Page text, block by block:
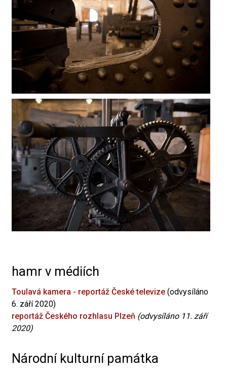
hamr v médiích
Toulavá kamera - reportáž České televize (odvysíláno
6. září 2020)
reportáž Českého rozhlasu Plzeň (odvysíláno 11. září
2020)
Národní kulturní památka